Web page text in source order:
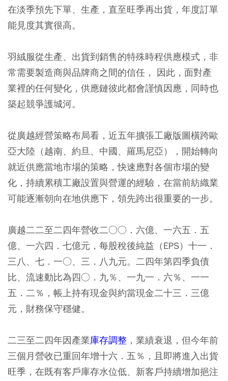
在淡季預先下單、生產，直至旺季再出貨，年度訂單
能見度其實很高。
羽絨服從生產、出貨到銷售的特殊時程供應模式，非
常需要製造商與品牌商之間的信任， 因此，面對產
業裡的任何變化，供應鏈彼此都會謹慎因應，同時也
築起競爭護城河。
從廣越經營策略布局看，近五年擴張工廠版圖橫跨歐
亞大陸（越南、約旦、中國、羅馬尼亞），開始轉向
就近供應當地市場的策略，快速應對各個市場的變
化，持續累積工廠設置與營運的經驗，在當前紡織業
可能逐漸朝向在地供應下，領先跨出很重要的一步。
廣越二二至二四年營收二○○．六億、一六五．五
億、一六四．七億元，每股稅後純益（EPS）十一．
三八、七．一○、三．八九元。二四年第四季負債
比、流速動比為四○．九％、一九一．六％、一一
五．二％，帳上持有現金與約當現金二十三．三億
元，財務保守穩健。
二三至二四年因產業庫存調整 ，業績衰退，但今年前
三個月營收已重回年增十六．五％，且即將進入出貨
旺季，在既有客戶庫存水位低、新客戶持續增加挹注